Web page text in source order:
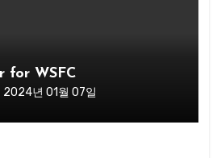
for WSFC
2024년 01월 07일